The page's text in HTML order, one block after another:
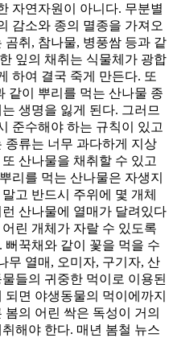
자연자원이 아니다. 무분별
감소와 종의 멸종을 가져오
취, 참나물, 병풍쌈 등과 같
잎의 채취는 식물체가 광합
하여 결국 죽게 만든다. 또
같이 뿌리를 먹는 산나물 종
생명을 잃게 된다. 그러므
준수해야 하는 규칙이 있고
종류는 너무 과다하게 지상
산나물을 채취할 수 있고
리를 먹는 산나물은 자생지
고 반드시 주위에 몇 개체
산나물에 열매가 달려있다
린 개체가 자랄 수 있도록
꾹채와 같이 꽃을 먹을 수
무 열매, 오미자, 구기자, 산
들의 귀중한 먹이로 이용된
면 야생동물의 먹이에까지
의 어린 싹은 독성이 거의
해야 한다. 매년 봄철 뉴스